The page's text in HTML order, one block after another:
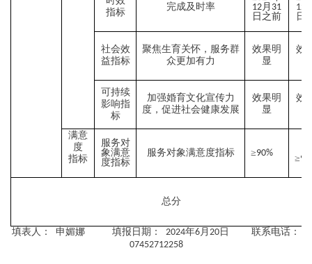
指标
完成及时率
12月 31
日之前
12
日
社会效
益指标
聚焦生育关怀，服务群
众更加有力
效果明
显
效
可持续
影响指
标
加强婚育文化宣传力
度，促进社会健康发展
效果明
显
效
满意
度
指标
服务对
象满意
度指标
服务对象满意度指标 ≥90% ≥
总分
填表人： 申媚娜 填报日期： 2024年6月 20 日
联系电话：
07452712258